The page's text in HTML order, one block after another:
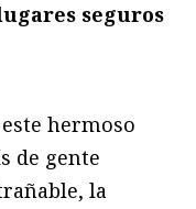
seguros
hermoso
de gente
la